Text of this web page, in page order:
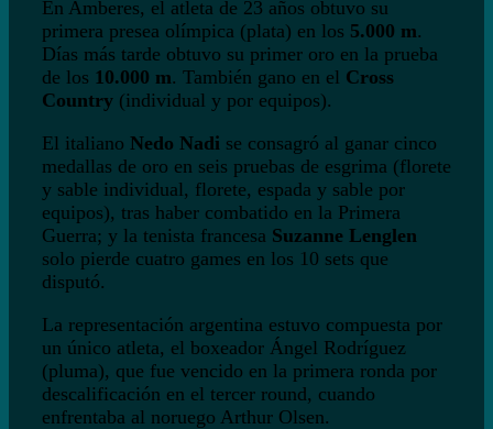
En Amberes, el atleta de 23 años obtuvo su
primera presea olímpica (plata) en los 5.000 m.
Días más tarde obtuvo su primer oro en la prueba
de los 10.000 m. También gano en el Cross
Country (individual y por equipos).
El italiano Nedo Nadi se consagró al ganar cinco
medallas de oro en seis pruebas de esgrima (florete
y sable individual, florete, espada y sable por
equipos), tras haber combatido en la Primera
Guerra; y la tenista francesa Suzanne Lenglen
solo pierde cuatro games en los 10 sets que
disputó.
La representación argentina estuvo compuesta por
un único atleta, el boxeador Ángel Rodríguez
(pluma), que fue vencido en la primera ronda por
descalificación en el tercer round, cuando
enfrentaba al noruego Arthur Olsen.